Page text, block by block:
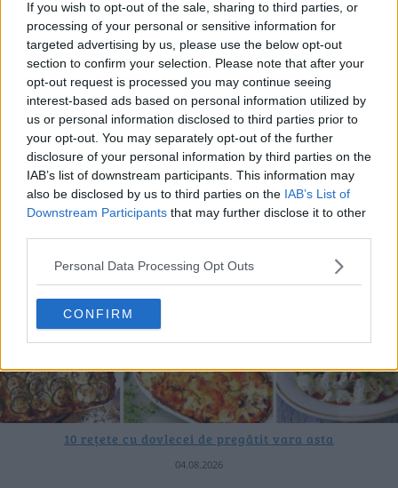
If you wish to opt-out of the sale, sharing to third parties, or
processing of your personal or sensitive information for
targeted advertising by us, please use the below opt-out
section to confirm your selection. Please note that after your
opt-out request is processed you may continue seeing
interest-based ads based on personal information utilized by
us or personal information disclosed to third parties prior to
your opt-out. You may separately opt-out of the further
disclosure of your personal information by third parties on the
IAB’s list of downstream participants. This information may
also be disclosed by us to third parties on the IAB’s List of
Downstream Participants that may further disclose it to other
Personal Data Processing Opt Outs
CONFIRM
20 de rețete de salate de vară fără prelucrare termică
06.08.2026
10 rețete cu dovlecei de pregătit vara asta
04.08.2026